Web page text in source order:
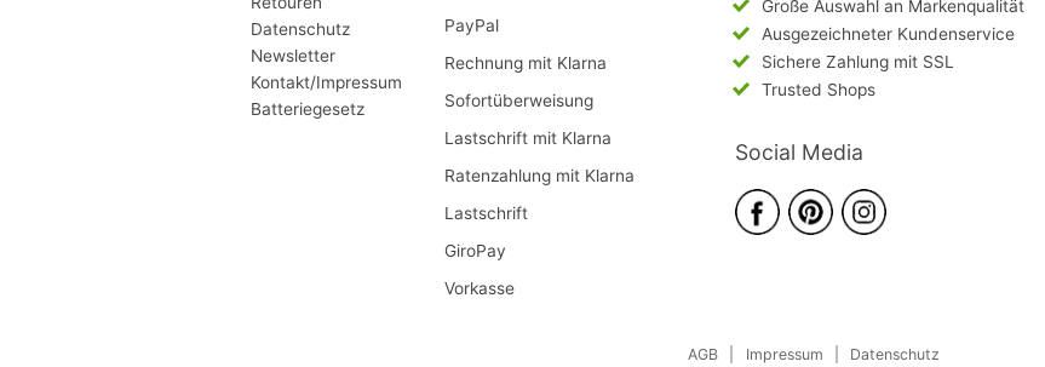
Datenschutz
Newsletter
Kontakt/Impressum
Batteriegesetz
PayPal
Rechnung mit Klarna
Sofortüberweisung
Lastschrift mit Klarna
Ratenzahlung mit Klarna
Lastschrift
GiroPay
Vorkasse
Große Auswahl an Markenqualität
Ausgezeichneter Kundenservice
Sichere Zahlung mit SSL
Trusted Shops
Social Media
AGB Impressum Datenschutz